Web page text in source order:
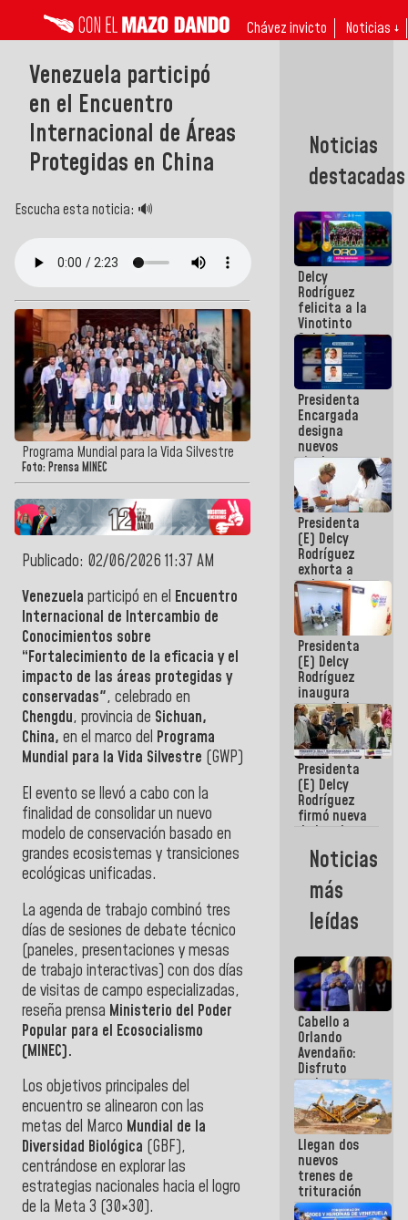
Chávez invicto Noticias ↓
Venezuela participó
en el Encuentro
Internacional de Áreas
Protegidas en China
Escucha esta noticia: 🔊
Programa Mundial para la Vida Silvestre
Foto: Prensa MINEC
Publicado: 02/06/2026 11:37 AM
Venezuela participó en el Encuentro
Internacional de Intercambio de
Conocimientos sobre
“Fortalecimiento de la eficacia y el
impacto de las áreas protegidas y
conservadas", celebrado en
Chengdu, provincia de Sichuan,
China, en el marco del Programa
Mundial para la Vida Silvestre (GWP)
El evento se llevó a cabo con la
finalidad de consolidar un nuevo
modelo de conservación basado en
grandes ecosistemas y transiciones
ecológicas unificadas.
La agenda de trabajo combinó tres
días de sesiones de debate técnico
(paneles, presentaciones y mesas
de trabajo interactivas) con dos días
de visitas de campo especializadas,
reseña prensa Ministerio del Poder
Popular para el Ecosocialismo
(MINEC).
Los objetivos principales del
encuentro se alinearon con las
metas del Marco Mundial de la
Diversidad Biológica (GBF),
centrándose en explorar las
estrategias nacionales hacia el logro
de la Meta 3 (30×30).
Noticias
destacadas
Delcy
Rodríguez
felicita a la
Vinotinto
Sub 20
campeona
frente
México Sub
23 en los
Centroamericanos
Presidenta
Encargada
designa
nuevos
titulares en
Viceministerio
de Energía
Eléctrica y
CORPOELEC
Presidenta
(E) Delcy
Rodríguez
exhorta a
gobernadores
y alcaldes a
edificar
casas para
abuelos
Presidenta
(E) Delcy
Rodríguez
inaugura
casa de los
Abuelos
Primavera
en Caracas
Presidenta
(E) Delcy
Rodríguez
firmó nueva
de Ley de
Arrendamiento
aprobada
por la AN
Noticias
más
leídas
Cabello a
Orlando
Avendaño:
Disfruto
cada vez
que escribes
porque lo
que haces
es
embarrarla
Llegan dos
nuevos
trenes de
trituración
para